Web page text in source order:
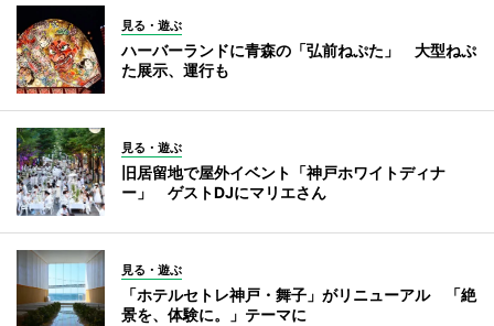
見る・遊ぶ
ハーバーランドに青森の「弘前ねぷた」 大型ねぷ
た展示、運行も
見る・遊ぶ
旧居留地で屋外イベント「神戸ホワイトディナ
ー」 ゲストDJにマリエさん
見る・遊ぶ
「ホテルセトレ神戸・舞子」がリニューアル 「絶
景を、体験に。」テーマに